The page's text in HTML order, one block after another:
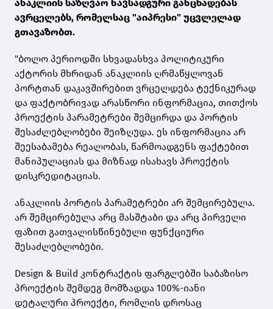
ანაკლიის საზღვაო ნავსადგური განცხადებას
ავრცელებს, რომელსაც "აიპრესი" უცვლელად
გთავაზობთ.
"ბოლო პერიოდში სხვადასხვა პოლიტიკური
აქტორის მხრიდან ანაკლიის ღრმაწყლოვან
პორტთან დაკავშირებით ვრცელდება ტექნიკურად
და ფაქტობრივად არასწორი ინფორმაცია, თითქოს
პროექტის პარამეტრები შემცირდა და პორტის
შესაძლებლობები შეიზღუდა. ეს ინფორმაცია არ
შეესაბამება რეალობას, წარმოადგენს ფაქტებით
მანიპულაციას და მიზნად ისახავს პროექტის
დისკრედიტაციას.
ანაკლიის პორტის პარამეტრები არ შემცირებულა.
არ შემცირებულა არც მასშტაბი და არც პირველი
ფაზით გათვალისწინებული ფუნქციური
შესაძლებლობები.
Design & Build კონტრაქტის ფარგლებში საბაზისო
პროექტის შემდეგ მომზადდა 100%-იანი
დეტალური პროექტი, რომლის დროსაც